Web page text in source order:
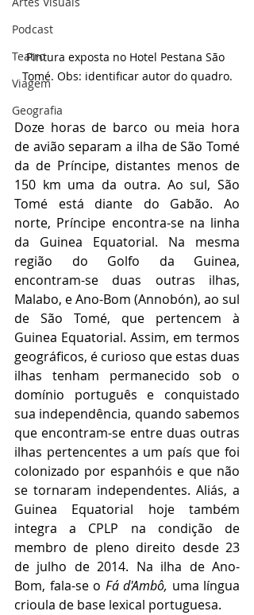
Podcast
Teatro
Viagem
Geografia
Pintura exposta no Hotel Pestana São
Tomé. Obs: identificar autor do quadro.
Doze horas de barco ou meia hora
de avião separam a ilha de São Tomé
da de Príncipe, distantes menos de
150 km uma da outra. Ao sul, São
Tomé está diante do Gabão. Ao
norte, Príncipe encontra-se na linha
da Guinea Equatorial. Na mesma
região do Golfo da Guinea,
encontram-se duas outras ilhas,
Malabo, e Ano-Bom (Annobón), ao sul
de São Tomé, que pertencem à
Guinea Equatorial. Assim, em termos
geográficos, é curioso que estas duas
ilhas tenham permanecido sob o
domínio português e conquistado
sua independência, quando sabemos
que encontram-se entre duas outras
ilhas pertencentes a um país que foi
colonizado por espanhóis e que não
se tornaram independentes. Aliás, a
Guinea Equatorial hoje também
integra a CPLP na condição de
membro de pleno direito desde 23
de julho de 2014. Na ilha de Ano-
Bom, fala-se o Fá d'Ambô, uma língua
crioula de base lexical portuguesa.